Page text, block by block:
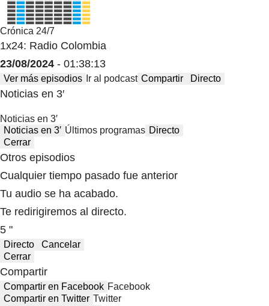
Crónica 24/7
1x24: Radio Colombia
23/08/2024 - 01:38:13
Ver más episodios Ir al podcast Compartir Directo
Noticias en 3′
Noticias en 3′
Noticias en 3′ Últimos programas Directo
Cerrar
Otros episodios
Cualquier tiempo pasado fue anterior
Tu audio se ha acabado.
Te redirigiremos al directo.
5 "
Directo
Cancelar
Cerrar
Compartir
Compartir en Facebook Facebook
Compartir en Twitter Twitter